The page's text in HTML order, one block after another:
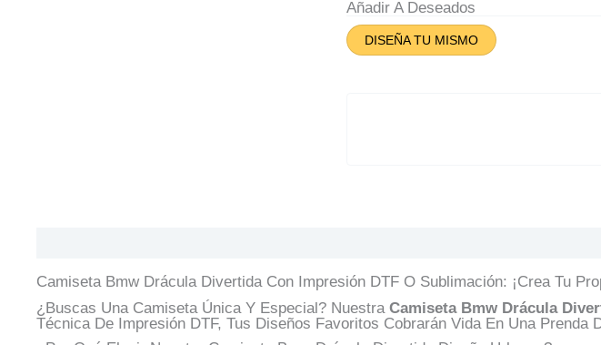
Divertida
Añadir A Deseados
DISEÑA TU MISMO
Camiseta Bmw Drácula Divertida Con Impresión DTF O Sublimación: ¡Crea Tu
¿Buscas Una Camiseta Única Y Especial? Nuestra Camiseta Bmw Drácula
Técnica De Impresión DTF, Tus Diseños Favoritos Cobrarán Vida En Una Prenda